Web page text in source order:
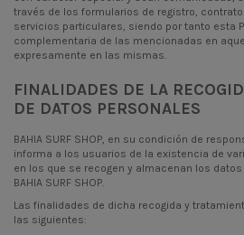
través de los formularios de registro,
servicios particulares, siendo por tanto esta
complementaria de las mencionadas en
expresamente en las mismas.
FINALIDADES DE LA
DE DATOS PERSONALES
BAHIA SURF SHOP, en su condición de
informa a los usuarios de la existencia de
en los que se recogen y almacenan los
BAHIA SURF SHOP.
Las finalidades de dicha recogida y
las siguientes: